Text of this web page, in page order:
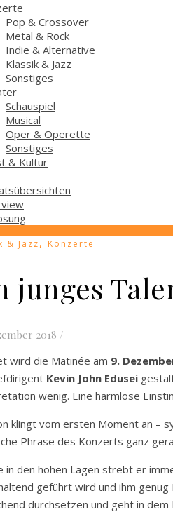
Pop & Crossover
Metal & Rock
Indie & Alternative
Klassik & Jazz
Sonstiges
Schauspiel
Musical
Oper & Operette
Sonstiges
& Kultur
& Jazz, Konzerte
junges
2018 /
wird die Matinée am 9.
Kevin John Edusei
wenig. Eine harmlose
klingt vom ersten Moment an –
Phrase des Konzerts ganz
in den hohen Lagen strebt er
geführt wird und ihm
durchsetzen und geht in